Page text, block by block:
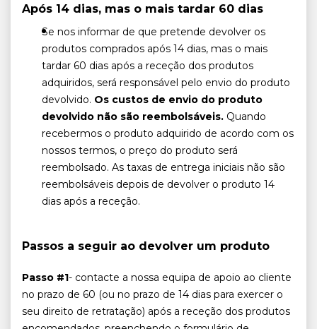
Após 14 dias, mas o mais tardar 60 dias
Se nos informar de que pretende devolver os
produtos comprados após 14 dias, mas o mais
tardar 60 dias após a receção dos produtos
adquiridos, será responsável pelo envio do produto
devolvido. Os custos de envio do produto
devolvido não são reembolsáveis. Quando
recebermos o produto adquirido de acordo com os
nossos termos, o preço do produto será
reembolsado. As taxas de entrega iniciais não são
reembolsáveis depois de devolver o produto 14
dias após a receção.
Passos a seguir ao devolver um produto
Passo #1- contacte a nossa equipa de apoio ao cliente
no prazo de 60 (ou no prazo de 14 dias para exercer o
seu direito de retratação) após a receção dos produtos